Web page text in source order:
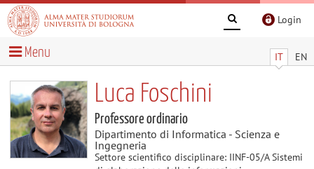
Login
IT EN
Menu
Luca Foschini
Professore ordinario
Dipartimento di Informatica - Scienza e
Ingegneria
Settore scientifico disciplinare: IINF-05/A Sistemi